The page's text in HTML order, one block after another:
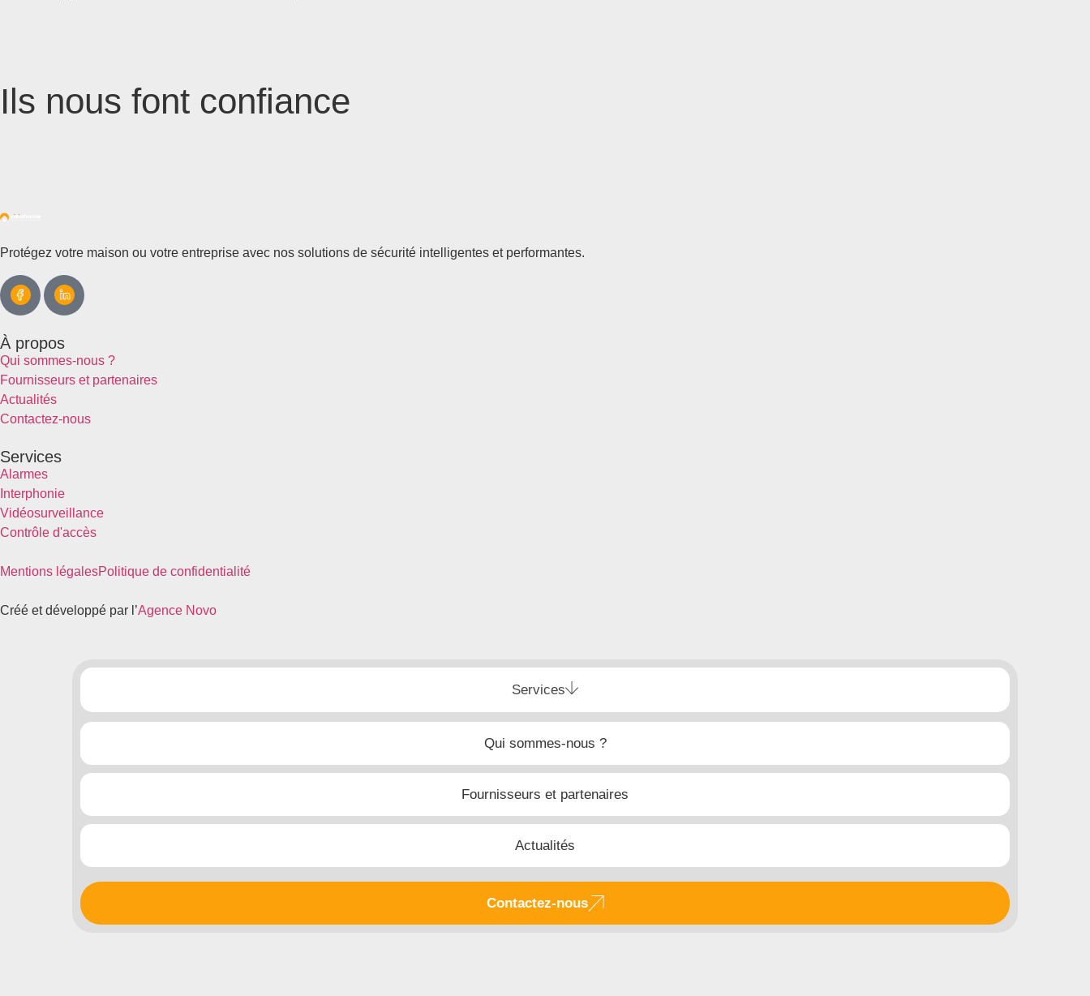
Ils nous font confiance
Protégez votre maison ou votre entreprise avec nos solutions de sécurité intelligentes et performantes.
À propos
Qui sommes-nous ?
Fournisseurs et partenaires
Actualités
Contactez-nous
Services
Alarmes
Interphonie
Vidéosurveillance
Contrôle d'accès
Mentions légalesPolitique de confidentialité
Créé et développé par l’Agence Novo
Services
Qui sommes-nous ?
Fournisseurs et partenaires
Actualités
Contactez-nous